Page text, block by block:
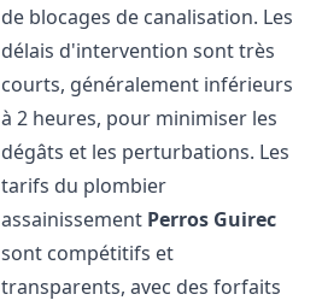
de blocages de canalisation. Les
délais d'intervention sont très
courts, généralement inférieurs
à 2 heures, pour minimiser les
dégâts et les perturbations. Les
tarifs du plombier
assainissement Perros Guirec
sont compétitifs et
transparents, avec des forfaits